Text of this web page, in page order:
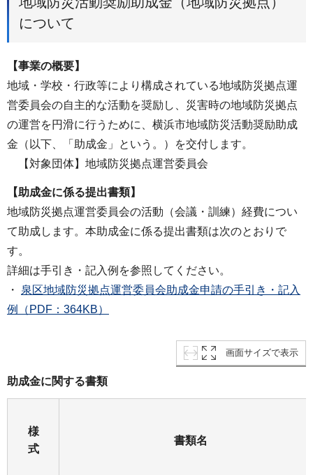
について
【事業の概要】
地域・学校・行政等により構成されている地域防災拠点運
営委員会の自主的な活動を奨励し、災害時の地域防災拠点
の運営を円滑に行うために、横浜市地域防災活動奨励助成
金（以下、「助成金」という。）を交付します。
【対象団体】地域防災拠点運営委員会
【助成金に係る提出書類】
地域防災拠点運営委員会の活動（会議・訓練）経費につい
て助成します。本助成金に係る提出書類は次のとおりで
す。
詳細は手引き・記入例を参照してください。
・ 泉区地域防災拠点運営委員会助成金申請の手引き・記入
例（PDF：364KB）
画面サイズで表示
助成金に関する書類
様
式
書類名